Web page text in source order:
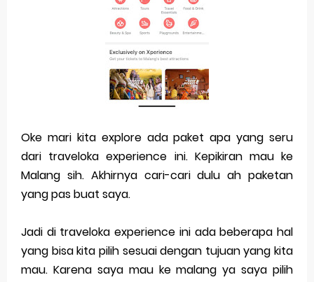
Oke mari kita explore ada paket apa yang seru
dari traveloka experience ini. Kepikiran mau ke
Malang sih. Akhirnya cari-cari dulu ah paketan
yang pas buat saya.
Jadi di traveloka experience ini ada beberapa hal
yang bisa kita pilih sesuai dengan tujuan yang kita
mau. Karena saya mau ke malang ya saya pilih